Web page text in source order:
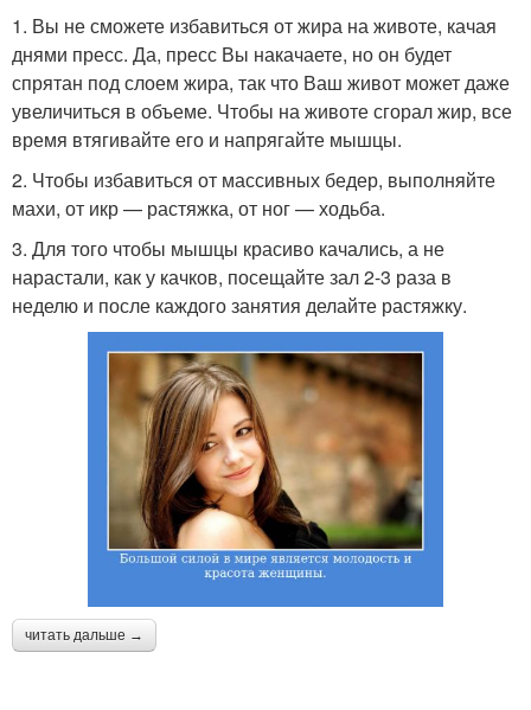
1. Вы не сможете избавиться от жира на животе, качая
днями пресс. Да, пресс Вы накачаете, но он будет
спрятан под слоем жира, так что Ваш живот может даже
увеличиться в объеме. Чтобы на животе сгорал жир, все
время втягивайте его и напрягайте мышцы.
2. Чтобы избавиться от массивных бедер, выполняйте
махи, от икр — растяжка, от ног — ходьба.
3. Для того чтобы мышцы красиво качались, а не
нарастали, как у качков, посещайте зал 2-3 раза в
неделю и после каждого занятия делайте растяжку.
читать дальше →